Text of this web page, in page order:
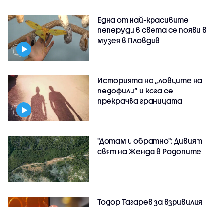
Една от най-красивите
пеперуди в света се появи в
музея в Пловдив
Историята на „ловците на
педофили” и кога се
прекрачва границата
"Дотам и обратно": Дивият
свят на Женда в Родопите
Тодор Тагарев за взривилия